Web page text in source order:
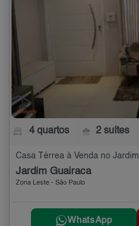
4 quartos 2 suítes
Jardim Guairaca
Zona Leste - São Paulo
WhatsApp